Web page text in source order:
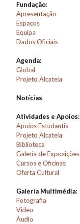
Fundação:
Apresentação
Espaços
Equipa
Dados Oficiais
Agenda:
Global
Projeto Alcateia
Notícias
Atividades e Apoios:
Apoios Estudantis
Projeto Alcateia
Biblioteca
Galeria de Exposições
Cursos e Oficinas
Oferta Cultural
Galeria Multimédia:
Fotografia
Vídeo
Áudio